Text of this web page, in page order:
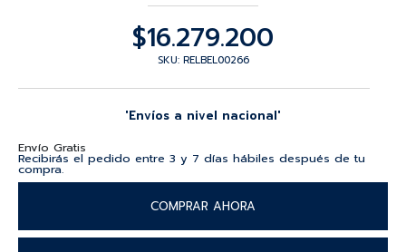
$16.279.200
SKU: RELBEL00266
'Envíos a nivel nacional'
Envío Gratis
Recibirás el pedido entre 3 y 7 días hábiles después de tu
compra.
COMPRAR AHORA